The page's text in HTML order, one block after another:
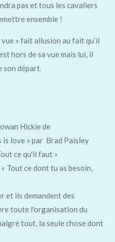
pas et tous les cavaliers
ensemble !
» fait allusion au fait qu’il
hors de sa vue mais lui, il
son départ.
Hickie de
is love » par Brad Paisley
ce qu'il faut »
Tout ce dont tu as besoin,
et ils demandent des
toute l'organisation du
tout, la seule chose dont